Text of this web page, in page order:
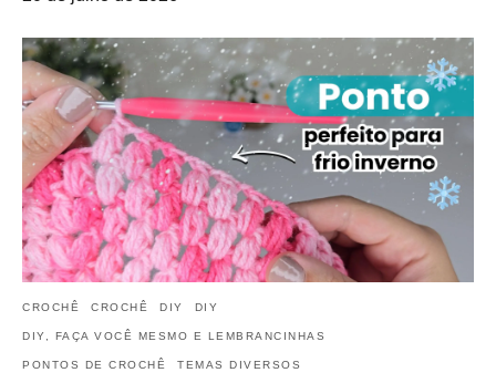
CROCHÊ CROCHÊ DIY DIY
DIY, FAÇA VOCÊ MESMO E LEMBRANCINHAS
PONTOS DE CROCHÊ TEMAS DIVERSOS